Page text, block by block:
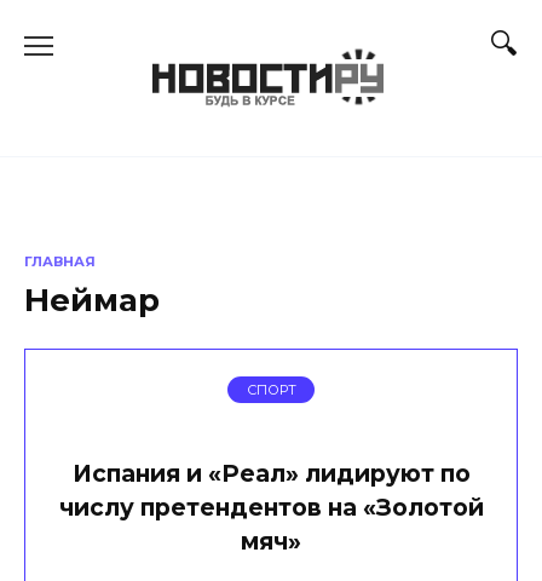
ГЛАВНАЯ
Неймар
СПОРТ
Испания и «Реал» лидируют по
числу претендентов на «Золотой
мяч»